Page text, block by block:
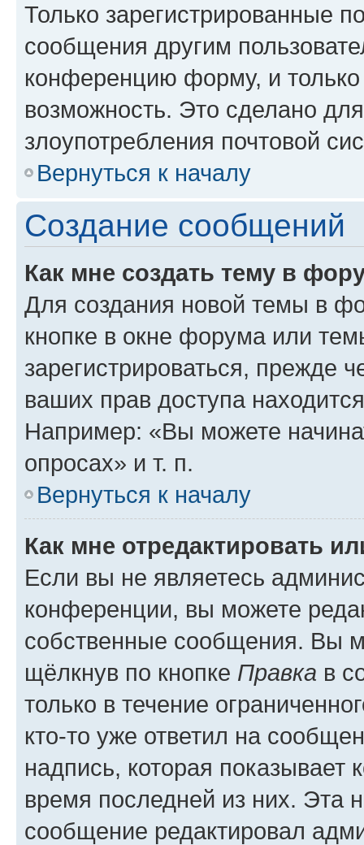
Только зарегистрированные
сообщения другим
конференцию форму, и
возможность. Это сделано
злоупотребления почтовой
Вернуться к началу
Создание сообщений
Как мне создать тему в
Для создания новой темы в
кнопке в окне форума или
зарегистрироваться, прежде
ваших прав доступа
Например: «Вы можете
опросах» и т. п.
Вернуться к началу
Как мне отредактировать
Если вы не являетесь
конференции, вы можете
собственные сообщения. Вы
щёлкнув по кнопке Правка в
только в течение
кто-то уже ответил на
надпись, которая показывает
время последней из них. Эта
сообщение редактировал